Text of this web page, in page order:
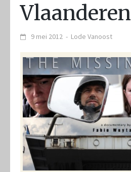
Vlaanderen
9 mei 2012 - Lode Vanoost